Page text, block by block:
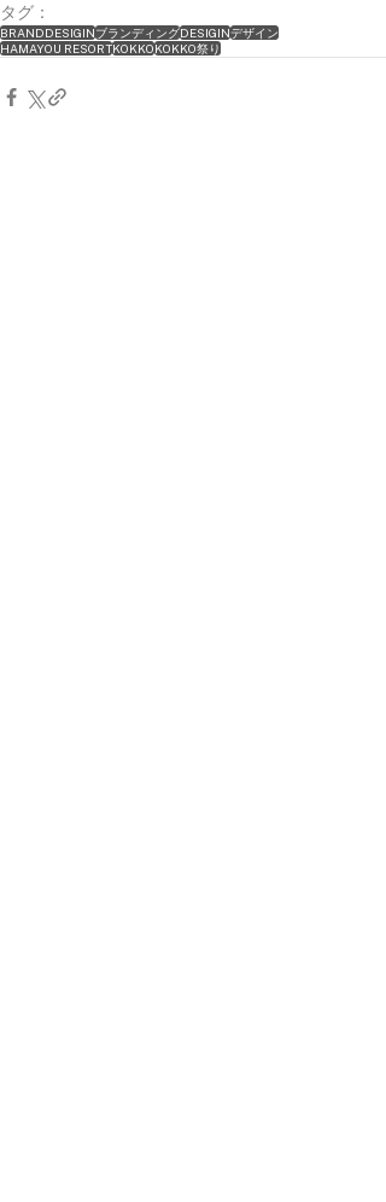
タグ：
BRANDDESIGINブランディングDESIGINデザイン
HAMAYOU RESORTKOKKOKOKKO祭り